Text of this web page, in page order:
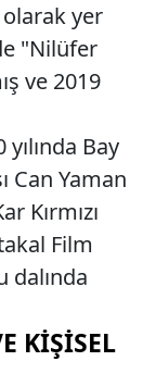
yer
"Nilüfer
ve 2019
Bay
Can Yaman
Kırmızı
Film
dalında
KIŞISEL